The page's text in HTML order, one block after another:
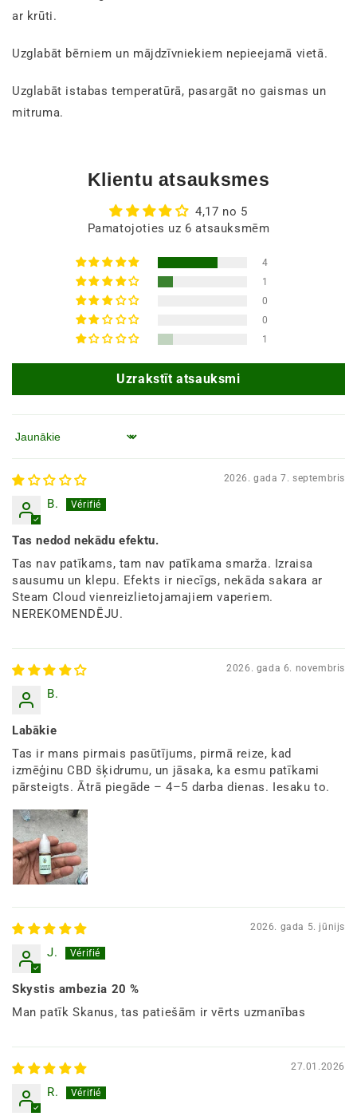
ar krūti.
Uzglabāt bērniem un mājdzīvniekiem nepieejamā vietā.
Uzglabāt istabas temperatūrā, pasargāt no gaismas un
mitruma.
Klientu atsauksmes
4,17 no 5
Pamatojoties uz 6 atsauksmēm
4
1
0
0
1
Uzrakstīt atsauksmi
Kārtot pēc
2026. gada 7. septembris
B.
Tas nedod nekādu efektu.
Tas nav patīkams, tam nav patīkama smarža. Izraisa
sausumu un klepu. Efekts ir niecīgs, nekāda sakara ar
Steam Cloud vienreizlietojamajiem vaperiem.
NEREKOMENDĒJU.
2026. gada 6. novembris
B.
Labākie
Tas ir mans pirmais pasūtījums, pirmā reize, kad
izmēģinu CBD šķidrumu, un jāsaka, ka esmu patīkami
pārsteigts. Ātrā piegāde – 4–5 darba dienas. Iesaku to.
2026. gada 5. jūnijs
J.
Skystis ambezia 20 %
Man patīk Skanus, tas patiešām ir vērts uzmanības
27.01.2026
R.